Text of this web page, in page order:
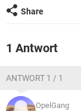
Share
1 Antwort
ANTWORT 1 / 1
OpelGang